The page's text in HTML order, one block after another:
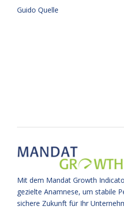
Guido Quelle
Mit dem Mandat Growth
gezielte Anamnese, um stabile
sichere Zukunft für Ihr